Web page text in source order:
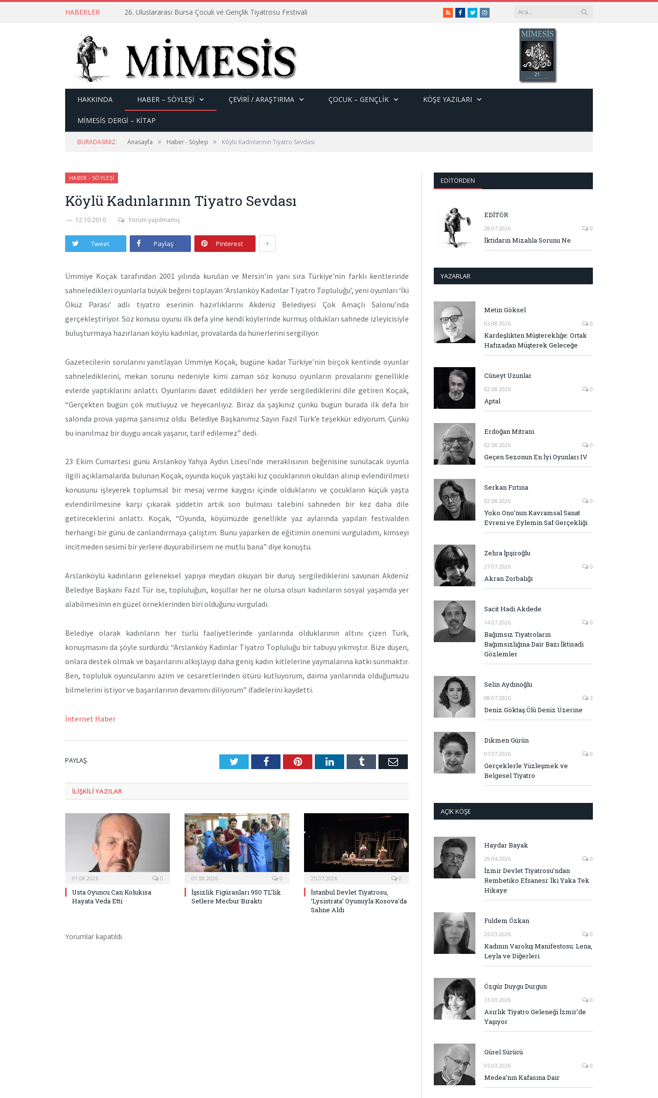
HABERLER 26. Uluslararası Bursa Çocuk ve Gençlik Tiyatrosu Festivali RSSFacebook
TwitterInstagram
HAKKINDA HABER – SÖYLEŞI ÇEVİRİ / ARAŞTIRMA ÇOCUK – GENÇLIK KÖŞE YAZILARI
MİMESİS DERGİ – KİTAP
BURADASINIZ: Anasayfa » Haber - Söyleşi » Köylü Kadınlarının Tiyatro Sevdası
HABER - SÖYLEŞI
Köylü Kadınlarının Tiyatro Sevdası
12.10.2010 Yorum yapılmamış
Tweet Paylaş Pinterest +
Ümmiye Koçak tarafından 2001 yılında kurulan ve Mersin’in yanı sıra Türkiye’nin farklı kentlerinde
sahneledikleri oyunlarla büyük beğeni toplayan ‘Arslanköy Kadınlar Tiyatro Topluluğu’, yeni oyunları ‘İki
Öküz Parası’ adlı tiyatro eserinin hazırlıklarını Akdeniz Belediyesi Çok Amaçlı Salonu’nda
gerçekleştiriyor. Söz konusu oyunu ilk defa yine kendi köylerinde kurmuş oldukları sahnede izleyicisiyle
buluşturmaya hazırlanan köylü kadınlar, provalarda da hünerlerini sergiliyor.
Gazetecilerin sorularını yanıtlayan Ümmiye Koçak, bugüne kadar Türkiye’nin birçok kentinde oyunlar
sahnelediklerini, mekan sorunu nedeniyle kimi zaman söz konusu oyunların provalarını genellikle
evlerde yaptıklarını anlattı. Oyunlarını davet edildikleri her yerde sergilediklerini dile getiren Koçak,
“Gerçekten bugün çok mutluyuz ve heyecanlıyız. Biraz da şaşkınız çünkü bugün burada ilk defa bir
salonda prova yapma şansımız oldu. Belediye Başkanımız Sayın Fazıl Türk’e teşekkür ediyorum. Çünkü
bu inanılmaz bir duygu ancak yaşanır, tarif edilemez” dedi.
23 Ekim Cumartesi günü Arslanköy Yahya Aydın Lisesi’nde meraklısının beğenisine sunulacak oyunla
ilgili açıklamalarda bulunan Koçak, oyunda küçük yaştaki kız çocuklarının okuldan alınıp evlendirilmesi
konusunu işleyerek toplumsal bir mesaj verme kaygısı içinde olduklarını ve çocukların küçük yaşta
evlendirilmesine karşı çıkarak şiddetin artık son bulması talebini sahneden bir kez daha dile
getireceklerini anlattı. Koçak, “Oyunda, köyümüzde genellikle yaz aylarında yapılan festivalden
herhangi bir günü de canlandırmaya çalıştım. Bunu yaparken de eğitimin önemini vurguladım, kimseyi
incitmeden sesimi bir yerlere duyurabilirsem ne mutlu bana” diye konuştu.
Arslanköylü kadınların geleneksel yapıya meydan okuyan bir duruş sergilediklerini savunan Akdeniz
Belediye Başkanı Fazıl Tür ise, topluluğun, koşullar her ne olursa olsun kadınların sosyal yaşamda yer
alabilmesinin en güzel örneklerinden biri olduğunu vurguladı.
Belediye olarak kadınların her türlü faaliyetlerinde yanlarında olduklarının altını çizen Türk,
konuşmasını da şöyle sürdürdü: “Arslanköy Kadınlar Tiyatro Topluluğu bir tabuyu yıkmıştır. Bize düşen,
onlara destek olmak ve başarılarını alkışlayıp daha geniş kadın kitlelerine yaymalarına katkı sunmaktır.
Ben, topluluk oyuncularını azim ve cesaretlerinden ötürü kutluyorum, daima yanlarında olduğumuzu
bilmelerini istiyor ve başarılarının devamını diliyorum” ifadelerini kaydetti.
İnternet Haber
PAYLAŞ. TwitterFacebookPinterestLinkedInTumblr E-
ILIŞKILI YAZILAR
01.08.2026 0
Usta Oyuncu Can Kolukısa
Hayata Veda Etti
01.08.2026 0
İşsizlik Figüranları 950 TL’lik
Setlere Mecbur Bıraktı
25.07.2026 0
İstanbul Devlet Tiyatrosu,
‘Lysistrata’ Oyunuyla Kosova’da
Sahne Aldı
Yorumlar kapatıldı.
EDITÖRDEN
EDİTÖR
28.07.2026 0
İktidarın Mizahla Sorunu Ne
YAZARLAR
Metin Göksel
03.08.2026 0
Kardeşlikten Müşterekliğe: Ortak
Hafızadan Müşterek Geleceğe
Cüneyt Uzunlar
02.08.2026 0
Aptal
Erdoğan Mitrani
02.08.2026 0
Geçen Sezonun En İyi Oyunları IV
Serkan Fırtına
02.08.2026 0
Yoko Ono’nun Kavramsal Sanat
Evreni ve Eylemin Saf Gerçekliği
Zehra İpşiroğlu
27.07.2026 0
Akran Zorbalığı
Sacit Hadi Akdede
14.07.2026 0
Bağımsız Tiyatroların
Bağımsızlığına Dair Bazı İktisadi
Gözlemler
Selin Aydınoğlu
08.07.2026 2
Deniz Göktaş Ölü Deniz Üzerine
Dikmen Gürün
07.07.2026 0
Gerçeklerle Yüzleşmek ve
Belgesel Tiyatro
AÇIK KÖŞE
Haydar Bayak
29.04.2026 0
İzmir Devlet Tiyatrosu’ndan
Rembetiko Efsanesi: İki Yaka Tek
Hikaye
Fuldem Özkan
26.03.2026 0
Kadının Varoluş Manifestosu: Lena,
Leyla ve Diğerleri
Özgür Duygu Durgun
13.03.2026 0
Asırlık Tiyatro Geleneği İzmir’de
Yaşıyor
Gürel Sürücü
05.03.2026 0
Medea’nın Kafasına Dair